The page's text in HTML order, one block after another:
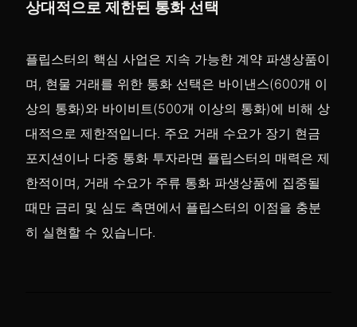
상대적으로 제한된 통화 선택
플립스터의 핵심 사업은 지속 가능한 계약 파생상품이
며, 현물 거래를 위한 통화 선택은 바이낸스(600개 이
상의 통화)와 바이비트(500개 이상의 통화)에 비해 상
대적으로 제한적입니다. 주요 거래 수요가 장기 현금
포지션이나 다중 통화 투자라면 플립스터의 매력은 제
한적이며, 거래 수요가 주류 통화 파생상품에 집중될
때만 금리 및 심도 측면에서 플립스터의 이점을 충분
히 실현할 수 있습니다.